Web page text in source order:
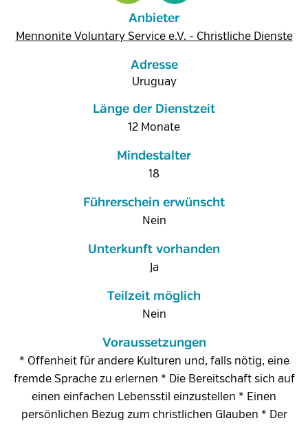
Anbieter
Mennonite Voluntary Service e.V. - Christliche Dienste
Adresse
Uruguay
Länge der Dienstzeit
12 Monate
Mindestalter
18
Führerschein erwünscht
Nein
Unterkunft vorhanden
Ja
Teilzeit möglich
Nein
Voraussetzungen
* Offenheit für andere Kulturen und, falls nötig, eine
fremde Sprache zu erlernen * Die Bereitschaft sich auf
einen einfachen Lebensstil einzustellen * Einen
persönlichen Bezug zum christlichen Glauben * Der